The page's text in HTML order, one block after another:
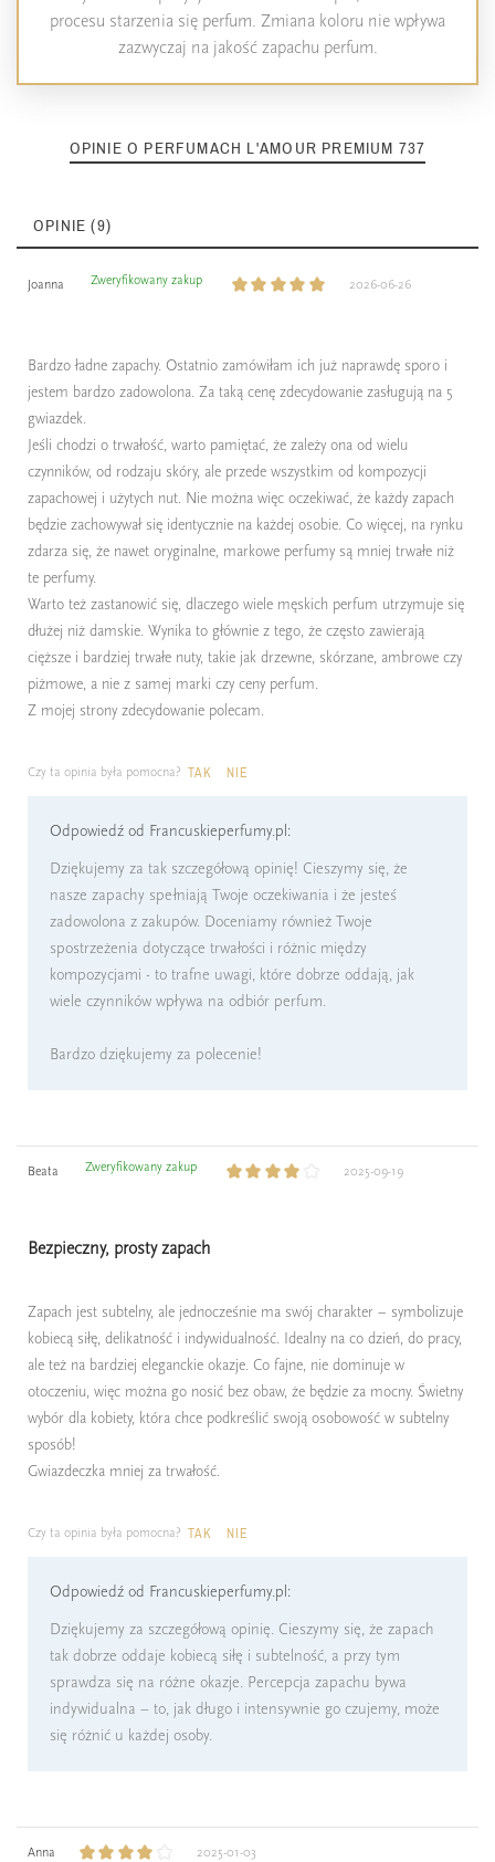
procesu starzenia się perfum. Zmiana koloru nie wpływa
zazwyczaj na jakość zapachu perfum.
OPINIE O PERFUMACH L'AMOUR PREMIUM 737
OPINIE (9)
Joanna Zweryfikowany zakup 2026-06-26
Bardzo ładne zapachy. Ostatnio zamówiłam ich już naprawdę sporo i
jestem bardzo zadowolona. Za taką cenę zdecydowanie zasługują na 5
gwiazdek.
Jeśli chodzi o trwałość, warto pamiętać, że zależy ona od wielu
czynników, od rodzaju skóry, ale przede wszystkim od kompozycji
zapachowej i użytych nut. Nie można więc oczekiwać, że każdy zapach
będzie zachowywał się identycznie na każdej osobie. Co więcej, na rynku
zdarza się, że nawet oryginalne, markowe perfumy są mniej trwałe niż
te perfumy.
Warto też zastanowić się, dlaczego wiele męskich perfum utrzymuje się
dłużej niż damskie. Wynika to głównie z tego, że często zawierają
cięższe i bardziej trwałe nuty, takie jak drzewne, skórzane, ambrowe czy
piżmowe, a nie z samej marki czy ceny perfum.
Z mojej strony zdecydowanie polecam.
Czy ta opinia była pomocna? TAK NIE
Odpowiedź od Francuskieperfumy.pl:
Dziękujemy za tak szczegółową opinię! Cieszymy się, że
nasze zapachy spełniają Twoje oczekiwania i że jesteś
zadowolona z zakupów. Doceniamy również Twoje
spostrzeżenia dotyczące trwałości i różnic między
kompozycjami - to trafne uwagi, które dobrze oddają, jak
wiele czynników wpływa na odbiór perfum.
Bardzo dziękujemy za polecenie!
Beata Zweryfikowany zakup 2025-09-19
Bezpieczny, prosty zapach
Zapach jest subtelny, ale jednocześnie ma swój charakter – symbolizuje
kobiecą siłę, delikatność i indywidualność. Idealny na co dzień, do pracy,
ale też na bardziej eleganckie okazje. Co fajne, nie dominuje w
otoczeniu, więc można go nosić bez obaw, że będzie za mocny. Świetny
wybór dla kobiety, która chce podkreślić swoją osobowość w subtelny
sposób!
Gwiazdeczka mniej za trwałość.
Czy ta opinia była pomocna? TAK NIE
Odpowiedź od Francuskieperfumy.pl:
Dziękujemy za szczegółową opinię. Cieszymy się, że zapach
tak dobrze oddaje kobiecą siłę i subtelność, a przy tym
sprawdza się na różne okazje. Percepcja zapachu bywa
indywidualna – to, jak długo i intensywnie go czujemy, może
się różnić u każdej osoby.
Anna 2025-01-03